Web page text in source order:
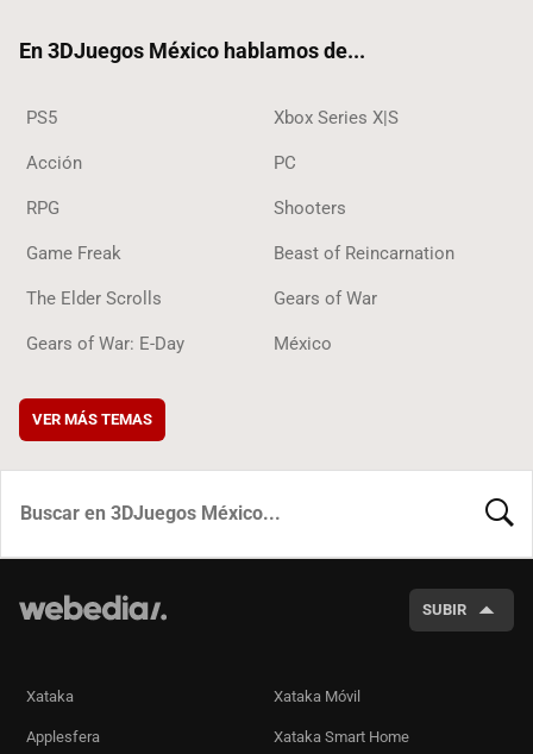
En 3DJuegos México hablamos de...
PS5 Xbox Series X|S
Acción PC
RPG Shooters
Game Freak Beast of Reincarnation
The Elder Scrolls Gears of War
Gears of War: E-Day México
VER MÁS TEMAS
SUBIR
Xataka Xataka Móvil
Applesfera Xataka Smart Home